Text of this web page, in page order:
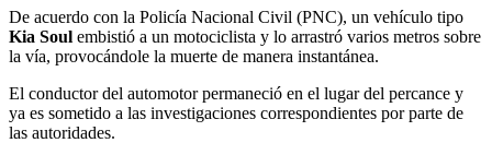
De acuerdo con la Policía Nacional Civil (PNC), un vehículo tipo
Kia Soul embistió a un motociclista y lo arrastró varios metros sobre
la vía, provocándole la muerte de manera instantánea.
El conductor del automotor permaneció en el lugar del percance y
ya es sometido a las investigaciones correspondientes por parte de
las autoridades.